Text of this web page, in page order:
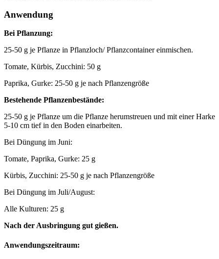
Anwendung
Bei Pflanzung:
25-50 g je Pflanze in Pflanzloch/ Pflanzcontainer einmischen.
Tomate, Kürbis, Zucchini: 50 g
Paprika, Gurke: 25-50 g je nach Pflanzengröße
Bestehende Pflanzenbestände:
25-50 g je Pflanze um die Pflanze herumstreuen und mit einer Harke
5-10 cm tief in den Boden einarbeiten.
Bei Düngung im Juni:
Tomate, Paprika, Gurke: 25 g
Kürbis, Zucchini: 25-50 g je nach Pflanzengröße
Bei Düngung im Juli/August:
Alle Kulturen: 25 g
Nach der Ausbringung gut gießen.
Anwendungszeitraum: